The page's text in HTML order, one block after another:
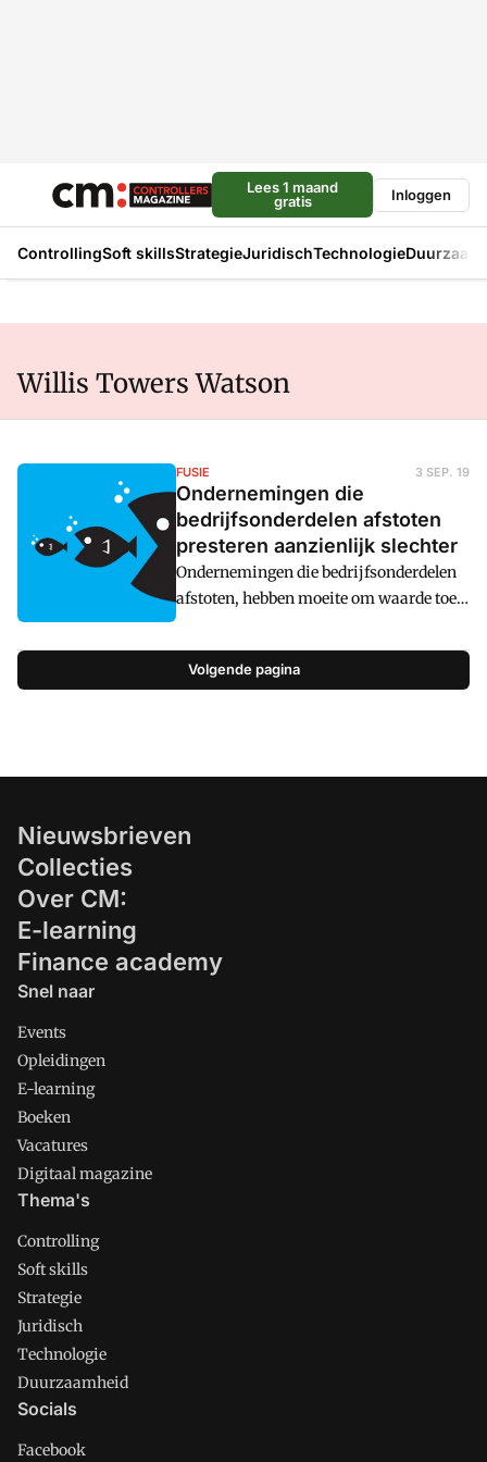
Lees 1 maand
gratis
Inloggen
ControllingSoft skillsStrategieJuridischTechnologie
Willis Towers Watson
FUSIE 3 SEP. 19
Ondernemingen die
bedrijfsonderdelen afstoten
presteren aanzienlijk slechter
Ondernemingen die bedrijfsonderdelen
afstoten, hebben moeite om waarde toe
te voegen en presteren aanzienlijk
slechter (gemiddeld 7 procentpunt lager)
dan de MSCI World Index.
Volgende pagina
Nieuwsbrieven
Collecties
Over CM:
E-learning
Finance academy
Snel naar
Events
Opleidingen
E-learning
Boeken
Vacatures
Digitaal magazine
Thema's
Controlling
Soft skills
Strategie
Juridisch
Technologie
Duurzaamheid
Socials
Facebook